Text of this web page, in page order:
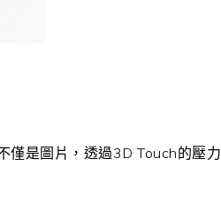
僅是圖片，透過3D Touch的壓力